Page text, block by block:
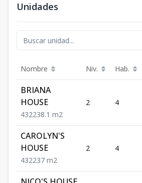
Unidades
Nombre Niv. Hab.
BRIANA
HOUSE
432238.1 m2
2 4
CAROLYN'S
HOUSE
432237 m2
2 4